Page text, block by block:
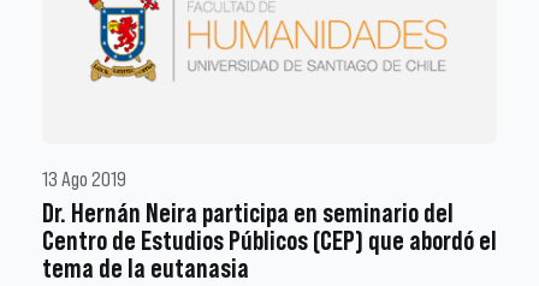
13 Ago 2019
Dr. Hernán Neira participa en seminario del
Centro de Estudios Públicos (CEP) que abordó el
tema de la eutanasia